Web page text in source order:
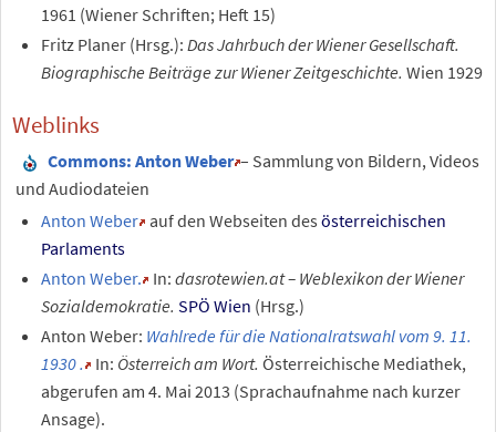
1961 (Wiener Schriften; Heft 15)
Fritz Planer (Hrsg.): Das Jahrbuch der Wiener Gesellschaft.
Biographische Beiträge zur Wiener Zeitgeschichte. Wien 1929
Weblinks
Commons: Anton Weber – Sammlung von Bildern, Videos
und Audiodateien
Anton Weber auf den Webseiten des österreichischen
Parlaments
Anton Weber. In: dasrotewien.at – Weblexikon der Wiener
Sozialdemokratie. SPÖ Wien (Hrsg.)
Anton Weber: Wahlrede für die Nationalratswahl vom 9. 11.
1930. In: Österreich am Wort. Österreichische Mediathek,
abgerufen am 4. Mai 2013 (Sprachaufnahme nach kurzer
Ansage).